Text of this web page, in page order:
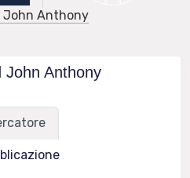
John Anthony
John Anthony